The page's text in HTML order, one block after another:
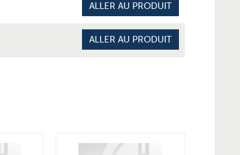
ALLER AU PRODUIT
ALLER AU PRODUIT